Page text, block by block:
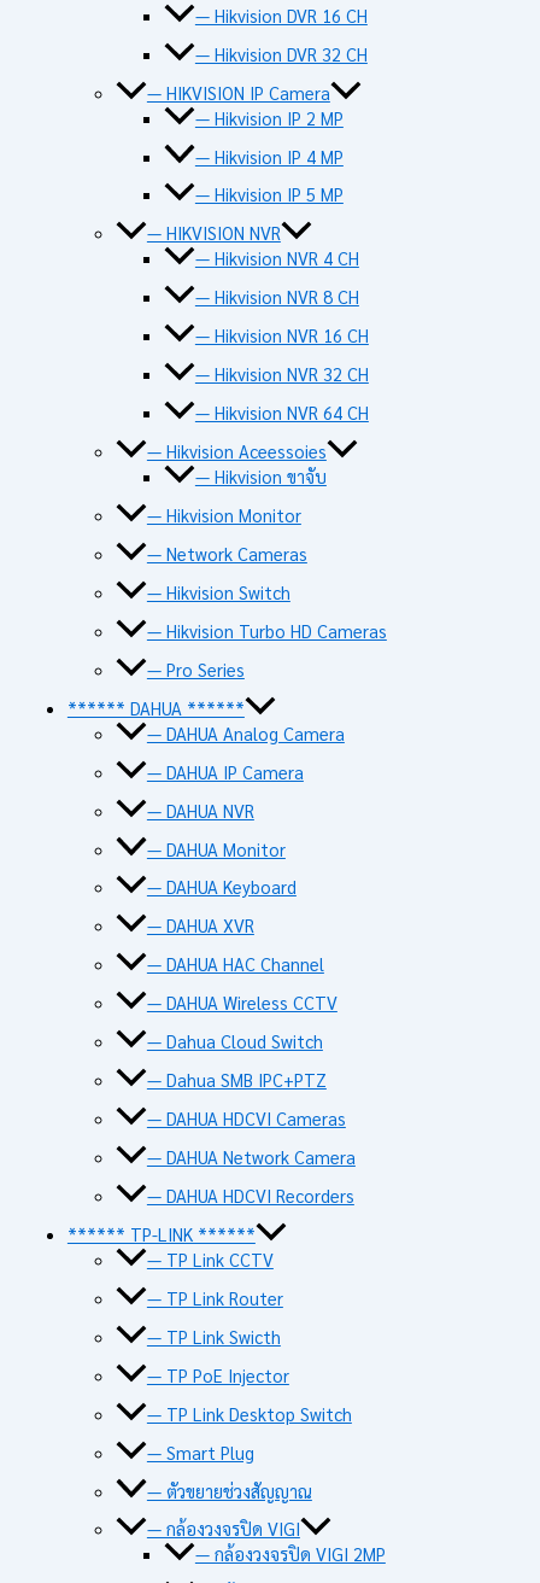
— Hikvision DVR 16 CH
— Hikvision DVR 32 CH
— HIKVISION IP Camera
— Hikvision IP 2 MP
— Hikvision IP 4 MP
— Hikvision IP 5 MP
— HIKVISION NVR
— Hikvision NVR 4 CH
— Hikvision NVR 8 CH
— Hikvision NVR 16 CH
— Hikvision NVR 32 CH
— Hikvision NVR 64 CH
— Hikvision Aceessoies
— Hikvision ขาจับ
— Hikvision Monitor
— Network Cameras
— Hikvision Switch
— Hikvision Turbo HD Cameras
— Pro Series
****** DAHUA ******
— DAHUA Analog Camera
— DAHUA IP Camera
— DAHUA NVR
— DAHUA Monitor
— DAHUA Keyboard
— DAHUA XVR
— DAHUA HAC Channel
— DAHUA Wireless CCTV
— Dahua Cloud Switch
— Dahua SMB IPC+PTZ
— DAHUA HDCVI Cameras
— DAHUA Network Camera
— DAHUA HDCVI Recorders
****** TP-LINK ******
— TP Link CCTV
— TP Link Router
— TP Link Swicth
— TP PoE Injector
— TP Link Desktop Switch
— Smart Plug
— ตัวขยายช่วงสัญญาณ
— กล้องวงจรปิด VIGI
— กล้องวงจรปิด VIGI 2MP